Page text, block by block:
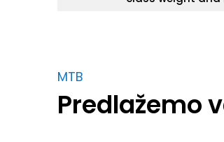
MTB
Predlažemo